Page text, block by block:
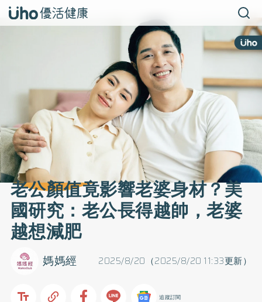
老公顏值竟影響老婆身材？美
國研究：老公長得越帥，老婆
越想減肥
2025/8/20（2025/8/20 11:33更新）
媽媽經
追蹤訂閱